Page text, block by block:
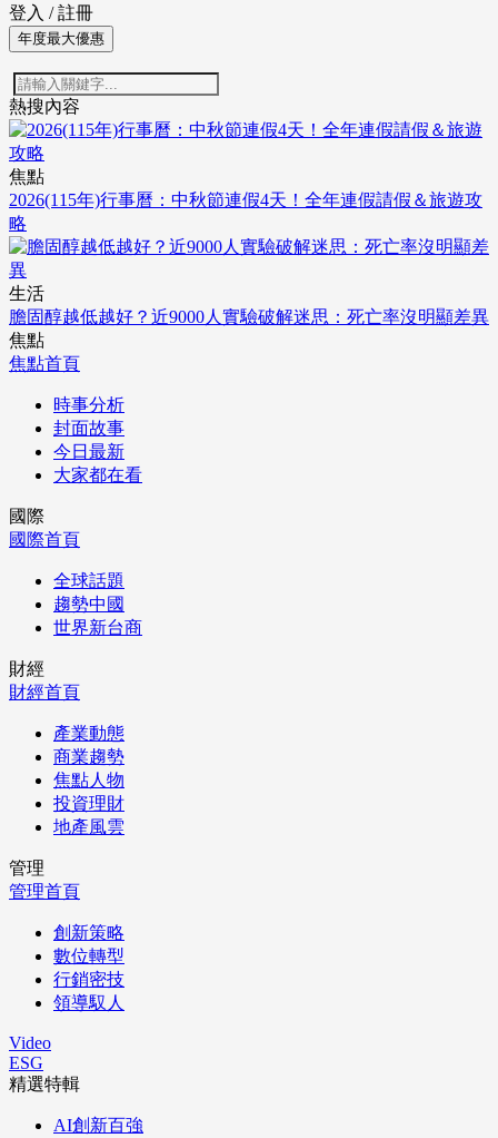
登入 / 註冊
年度最大優惠
熱搜內容
焦點
2026(115年)行事曆：中秋節連假4天！全年連假請假＆旅遊攻
略
生活
膽固醇越低越好？近9000人實驗破解迷思：死亡率沒明顯差異
焦點
焦點首頁
時事分析
封面故事
今日最新
大家都在看
國際
國際首頁
全球話題
趨勢中國
世界新台商
財經
財經首頁
產業動態
商業趨勢
焦點人物
投資理財
地產風雲
管理
管理首頁
創新策略
數位轉型
行銷密技
領導馭人
Video
ESG
精選特輯
AI創新百強